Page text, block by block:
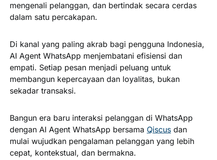
mengenali pelanggan, dan bertindak secara cerdas
dalam satu percakapan.
Di kanal yang paling akrab bagi pengguna Indonesia,
AI Agent WhatsApp menjembatani efisiensi dan
empati. Setiap pesan menjadi peluang untuk
membangun kepercayaan dan loyalitas, bukan
sekadar transaksi.
Bangun era baru interaksi pelanggan di WhatsApp
dengan AI Agent WhatsApp bersama Qiscus dan
mulai wujudkan pengalaman pelanggan yang lebih
cepat, kontekstual, dan bermakna.